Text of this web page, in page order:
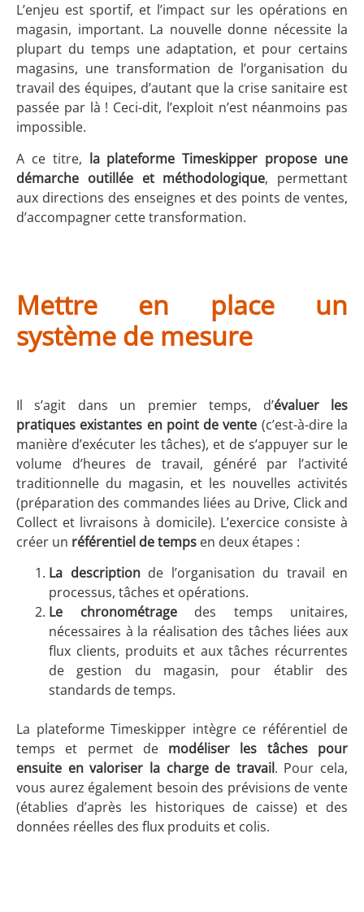
L’enjeu est sportif, et l’impact sur les opérations en
magasin, important. La nouvelle donne nécessite la
plupart du temps une adaptation, et pour certains
magasins, une transformation de l’organisation du
travail des équipes, d’autant que la crise sanitaire est
passée par là ! Ceci-dit, l’exploit n’est néanmoins pas
impossible.
A ce titre, la plateforme Timeskipper propose une
démarche outillée et méthodologique, permettant
aux directions des enseignes et des points de ventes,
d’accompagner cette transformation.
Mettre en place un
système de mesure
Il s’agit dans un premier temps, d’évaluer les
pratiques existantes en point de vente (c’est-à-dire la
manière d’exécuter les tâches), et de s’appuyer sur le
volume d’heures de travail, généré par l’activité
traditionnelle du magasin, et les nouvelles activités
(préparation des commandes liées au Drive, Click and
Collect et livraisons à domicile). L’exercice consiste à
créer un référentiel de temps en deux étapes :
La descriptionde l’organisation du travail en
processus, tâches et opérations.
Le chronométragedes temps unitaires,
nécessaires à la réalisation des tâches liées aux
flux clients, produits et aux tâches récurrentes
de gestion du magasin, pour établir des
standards de temps.
La plateforme Timeskipper intègre ce référentiel de
temps et permet de modéliser les tâches pour
ensuite en valoriser la charge de travail. Pour cela,
vous aurez également besoin des prévisions de vente
(établies d’après les historiques de caisse) et des
données réelles des flux produits et colis.